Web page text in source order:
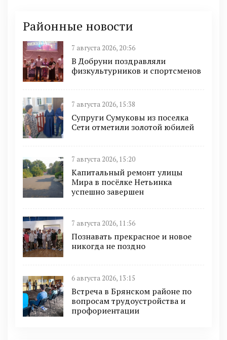
Районные новости
7 августа 2026, 20:56
В Добруни поздравляли
физкультурников и спортсменов
7 августа 2026, 15:38
Супруги Сумуковы из поселка
Сети отметили золотой юбилей
7 августа 2026, 15:20
Капитальный ремонт улицы
Мира в посёлке Нетьинка
успешно завершен
7 августа 2026, 11:56
Познавать прекрасное и новое
никогда не поздно
6 августа 2026, 13:15
Встреча в Брянском районе по
вопросам трудоустройства и
профориентации